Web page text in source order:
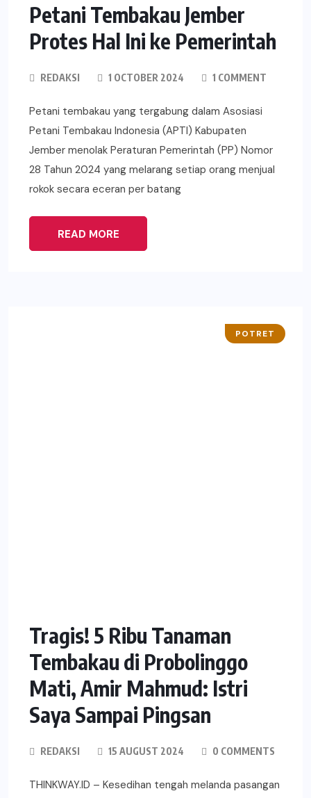
Petani Tembakau Jember
Protes Hal Ini ke Pemerintah
REDAKSI 1 OCTOBER 2024 1 COMMENT
Petani tembakau yang tergabung dalam Asosiasi
Petani Tembakau Indonesia (APTI) Kabupaten
Jember menolak Peraturan Pemerintah (PP) Nomor
28 Tahun 2024 yang melarang setiap orang menjual
rokok secara eceran per batang
READ MORE
POTRET
Tragis! 5 Ribu Tanaman
Tembakau di Probolinggo
Mati, Amir Mahmud: Istri
Saya Sampai Pingsan
REDAKSI 15 AUGUST 2024 0 COMMENTS
THINKWAY.ID – Kesedihan tengah melanda pasangan